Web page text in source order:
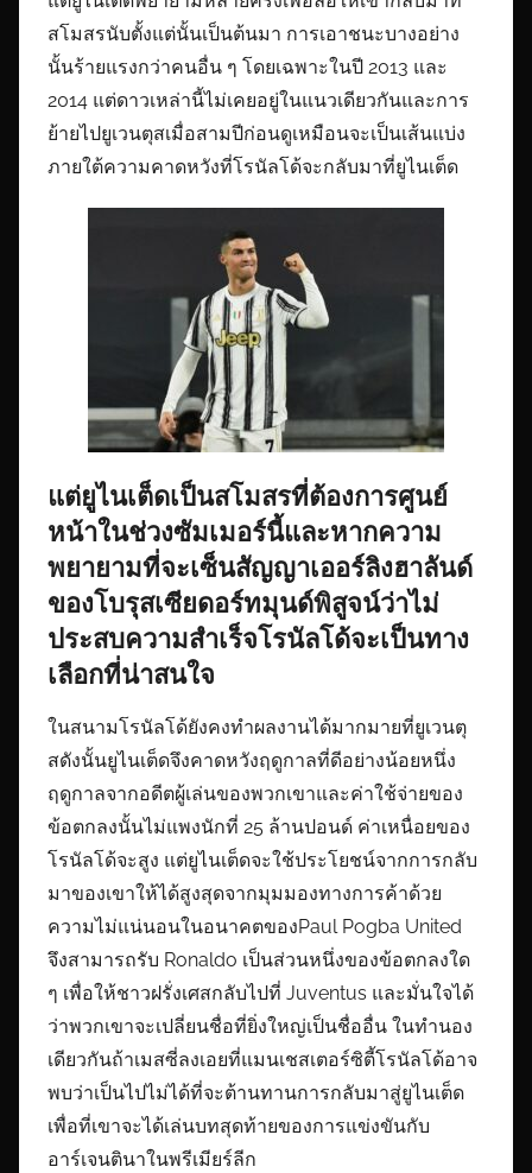
สโมสรนับตั้งแต่นั้นเป็นต้นมา การเอาชนะบางอย่าง
นั้นร้ายแรงกว่าคนอื่น ๆ โดยเฉพาะในปี 2013 และ
2014 แต่ดาวเหล่านี้ไม่เคยอยู่ในแนวเดียวกันและการ
ย้ายไปยูเวนตุสเมื่อสามปีก่อนดูเหมือนจะเป็นเส้นแบ่ง
ภายใต้ความคาดหวังที่โรนัลโด้จะกลับมาที่ยูไนเต็ด
แต่ยูไนเต็ดเป็นสโมสรที่ต้องการศูนย์
หน้าในช่วงซัมเมอร์นี้และหากความ
พยายามที่จะเซ็นสัญญาเออร์ลิงฮาลันด์
ของโบรุสเซียดอร์ทมุนด์พิสูจน์ว่าไม่
ประสบความสำเร็จโรนัลโด้จะเป็นทาง
เลือกที่น่าสนใจ
ในสนามโรนัลโด้ยังคงทำผลงานได้มากมายที่ยูเวนตุ
สดังนั้นยูไนเต็ดจึงคาดหวังฤดูกาลที่ดีอย่างน้อยหนึ่ง
ฤดูกาลจากอดีตผู้เล่นของพวกเขาและค่าใช้จ่ายของ
ข้อตกลงนั้นไม่แพงนักที่ 25 ล้านปอนด์ ค่าเหนื่อยของ
โรนัลโด้จะสูง แต่ยูไนเต็ดจะใช้ประโยชน์จากการกลับ
มาของเขาให้ได้สูงสุดจากมุมมองทางการค้าด้วย
ความไม่แน่นอนในอนาคตของPaul Pogba United
จึงสามารถรับ Ronaldo เป็นส่วนหนึ่งของข้อตกลงใด
ๆ เพื่อให้ชาวฝรั่งเศสกลับไปที่ Juventus และมั่นใจได้
ว่าพวกเขาจะเปลี่ยนชื่อที่ยิ่งใหญ่เป็นชื่ออื่น ในทำนอง
เดียวกันถ้าเมสซี่ลงเอยที่แมนเชสเตอร์ซิตี้โรนัลโด้อาจ
พบว่าเป็นไปไม่ได้ที่จะต้านทานการกลับมาสู่ยูไนเต็ด
เพื่อที่เขาจะได้เล่นบทสุดท้ายของการแข่งขันกับ
อาร์เจนตินาในพรีเมียร์ลีก